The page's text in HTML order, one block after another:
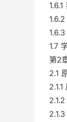
1.7
第2
2.1